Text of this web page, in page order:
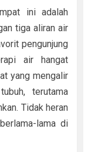
ini adalah
tiga aliran air
pengunjung
air hangat
yang mengalir
terutama
Tidak heran
lama di